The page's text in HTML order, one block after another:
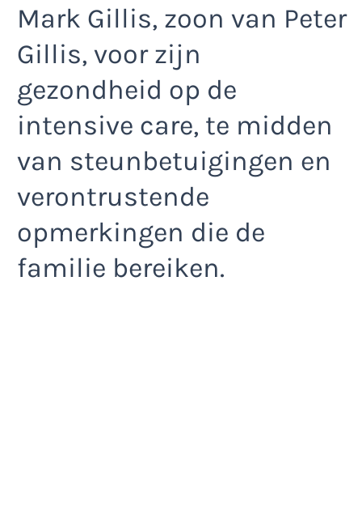
Mark Gillis, zoon van Peter
Gillis, voor zijn
gezondheid op de
intensive care, te midden
van steunbetuigingen en
verontrustende
opmerkingen die de
familie bereiken.